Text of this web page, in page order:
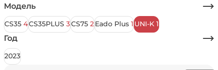
Модель
CS35 4CS35PLUS 3CS75 2Eado Plus 1 UNI-K 1
Год
2023